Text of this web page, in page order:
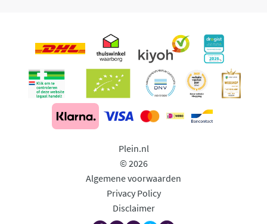
Plein.nl
© 2026
Algemene voorwaarden
Privacy Policy
Disclaimer